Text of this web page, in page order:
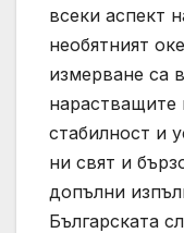
всеки аспект
необятният
измерване са
нарастващите
стабилност и
ни свят и
допълни
Българската